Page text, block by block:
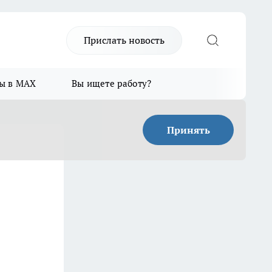
Прислать новость
в MAX Вы ищете работу?
Принять